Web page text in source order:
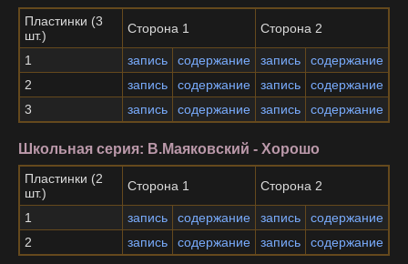
Пластинки (3
шт.)
Сторона 1 Сторона 2
1 запись содержание запись
содержание
2
запись содержание запись
содержание
3
запись содержание запись содержание
Школьная серия: В.Маяковский - Хорошо
Пластинки (2
шт.)
Сторона 1 Сторона 2
1 запись содержание запись
содержание
2
запись содержание запись содержание